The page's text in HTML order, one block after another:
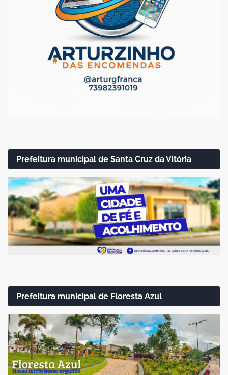
Prefeitura municipal de Santa Cruz da Vitória
Prefeitura municipal de Floresta Azul